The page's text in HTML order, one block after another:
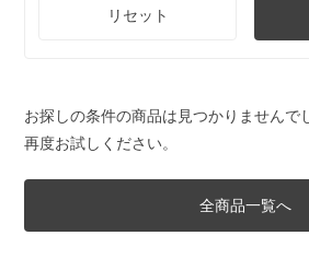
リセット
お探しの条件の商品は見つかりませんで
再度お試しください。
全商品一覧へ